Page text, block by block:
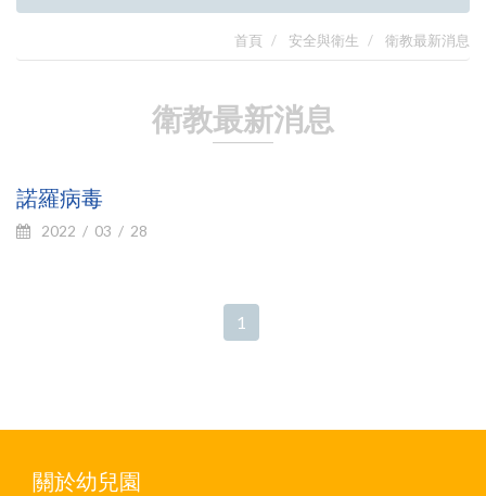
首頁 安全與衛生 衛教最新消息
衛教最新消息
諾羅病毒
2022 03 28
1
關於幼兒園